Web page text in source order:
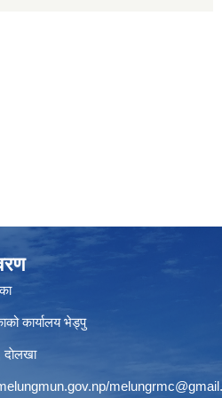
कार्यालय भेड्पु
दाेलखा
/